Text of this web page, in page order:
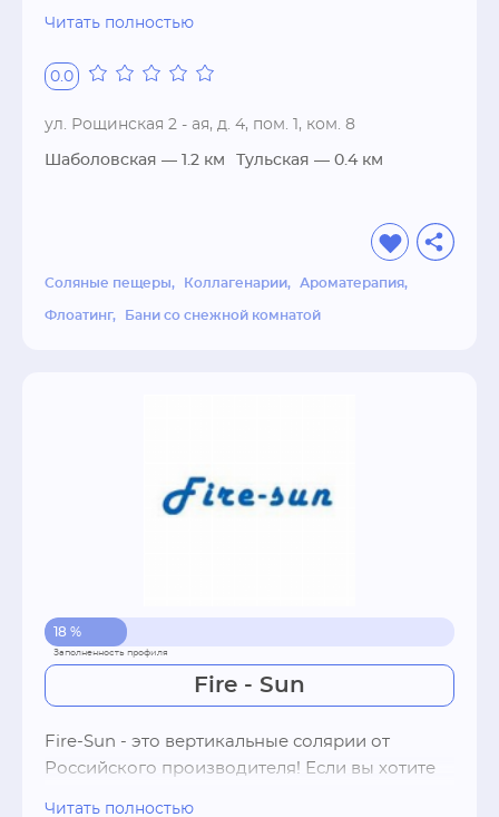
медицинскими институтами и
производителями оздоровительного
оборудования. Это позволяет нам создавать и
«Соляные пещеры», но и другие
«Безопасное солнце и Коллагенарий»,
«Хамамы и Бани», «Снежная комната»,
«Ароматерапия» и другие. Самую
природой: мы используем полезные идеи
естественной среды, нивелируем ее
проект. Для любителей минимализма мы
можем предложить готовые проекты соляных
комнат «под ключ».
Мы можем создать для вас то, что необходимо
Читать полностью
0.0
ул. Рощинская 2 - ая, д. 4, пом. 1, ком. 8
Шаболовская — 1.2 км Тульская — 0.4 км
Соляные пещеры Коллагенарии Ароматерапия
Флоатинг Бани со снежной комнатой
18 %
Fire - Sun
Fire-Sun - это вертикальные солярии от
Российского производителя! Если вы хотите
Читать полностью